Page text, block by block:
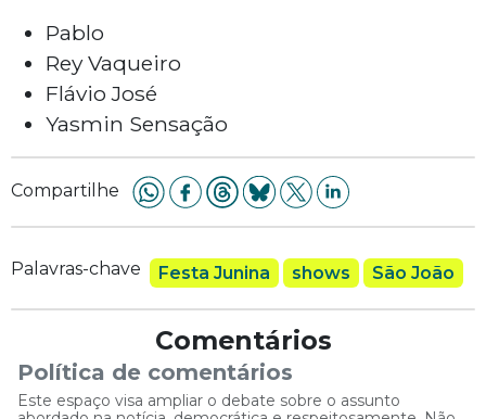
Pablo
Rey Vaqueiro
Flávio José
Yasmin Sensação
Compartilhe
Palavras-chave Festa Junina shows São João
Comentários
Política de comentários
Este espaço visa ampliar o debate sobre o assunto